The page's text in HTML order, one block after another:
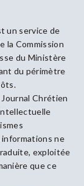
un service de
la Commission
du Ministère
du périmètre
Chrétien
informations ne
exploitée
que ce